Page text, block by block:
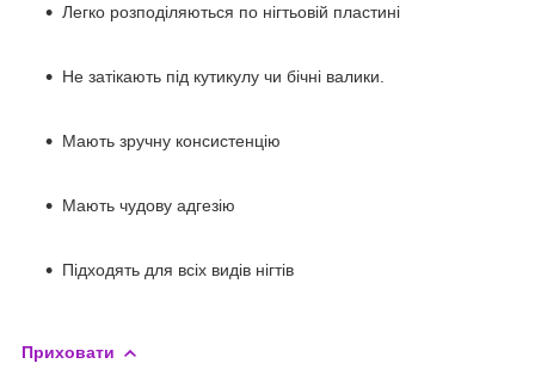
Легко розподіляються по нігтьовій пластині
Не затікають під кутикулу чи бічні валики.
Мають зручну консистенцію
Мають чудову адгезію
Підходять для всіх видів нігтів
Приховати